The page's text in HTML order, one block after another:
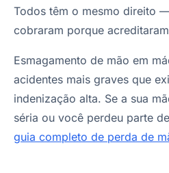
Todos têm o mesmo direito
cobraram porque
Esmagamento de mão em
acidentes mais graves que
indenização alta. Se a sua
séria ou você perdeu parte
guia completo de perda de